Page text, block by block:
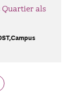
Quartier als